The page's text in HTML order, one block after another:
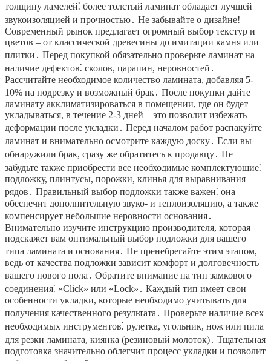
толщину ламелей⁚ более толстый ламинат обладает лучшей
звукоизоляцией и прочностью․ Не забывайте о дизайне!
Современный рынок предлагает огромный выбор текстур и
цветов – от классической древесины до имитации камня или
плитки․ Перед покупкой обязательно проверьте ламинат на
наличие дефектов⁚ сколов, царапин, неровностей․
Рассчитайте необходимое количество ламината, добавляя 5-
10% на подрезку и возможный брак․ После покупки дайте
ламинату акклиматизироваться в помещении, где он будет
укладываться, в течение 2-3 дней – это позволит избежать
деформации после укладки․ Перед началом работ распакуйте
ламинат и внимательно осмотрите каждую доску․ Если вы
обнаружили брак, сразу же обратитесь к продавцу․ Не
забудьте также приобрести все необходимые комплектующие⁚
подложку, плинтусы, порожки, клинья для выравнивания
рядов․ Правильный выбор подложки также важен⁚ она
обеспечит дополнительную звуко- и теплоизоляцию, а также
компенсирует небольшие неровности основания․
Внимательно изучите инструкцию производителя, которая
подскажет вам оптимальный выбор подложки для вашего
типа ламината и основания․ Не пренебрегайте этим этапом,
ведь от качества подложки зависит комфорт и долговечность
вашего нового пола․ Обратите внимание на тип замкового
соединения⁚ «Click» или «Lock»․ Каждый тип имеет свои
особенности укладки, которые необходимо учитывать для
получения качественного результата․ Проверьте наличие всех
необходимых инструментов⁚ рулетка, угольник, нож или пила
для резки ламината, киянка (резиновый молоток)․ Тщательная
подготовка значительно облегчит процесс укладки и позволит